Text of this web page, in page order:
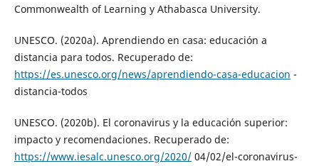
Commonwealth of Learning y Athabasca University.
UNESCO. (2020a). Aprendiendo en casa: educación a
distancia para todos. Recuperado de:
https://es.unesco.org/news/aprendiendo-casa-educacion -
distancia-todos
UNESCO. (2020b). El coronavirus y la educación superior:
impacto y recomendaciones. Recuperado de:
https://www.iesalc.unesco.org/2020/04/02/el-coronavirus-